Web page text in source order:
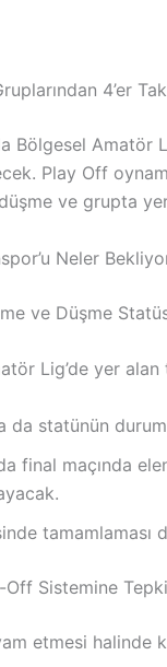
4’er
Bölgesel Amatör
Play Off
ve grupta
Neler
ve Düşme
Lig’de yer
da statünün
final maçında
tamamlaması
Off Sistemine Tepki
etmesi halinde